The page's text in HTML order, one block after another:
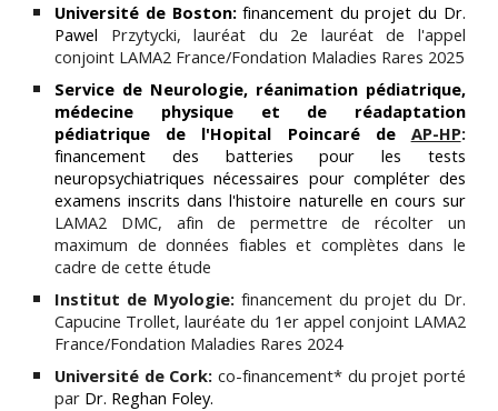
Université de Boston:financement du projet du Dr.
Pawel Przytycki, lauréat du 2e lauréat de l'appel
conjoint LAMA2 France/Fondation Maladies Rares 2025
Service de Neurologie, réanimation pédiatrique,
médecine physique et de réadaptation
pédiatrique de l'Hopital Poincaré de
AP-HP:
financement des batteries pour les tests
neuropsychiatriques nécessaires pour compléter des
examens inscrits dans l'histoire naturelle en cours sur
LAMA2 DMC, afin de permettre de récolter un
maximum de données fiables et complètes dans le
cadre de cette étude
Institut de Myologie: financement du projet du Dr.
Capucine Trollet, lauréate du 1er appel conjoint LAMA2
France/Fondation Maladies Rares 2024
Université de Cork: co-financement* du projet porté
par Dr. Reghan Foley.